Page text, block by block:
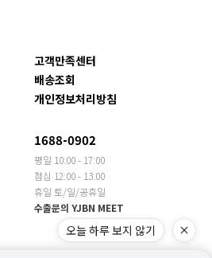
고객만족센터
배송조회
개인정보처리방침
1688-0902
평일 10:00 - 17:00
점심 12:00 - 13:00
휴일 토/일/공휴일
수출문의 YJBN MEET
오늘 하루 보지 않기